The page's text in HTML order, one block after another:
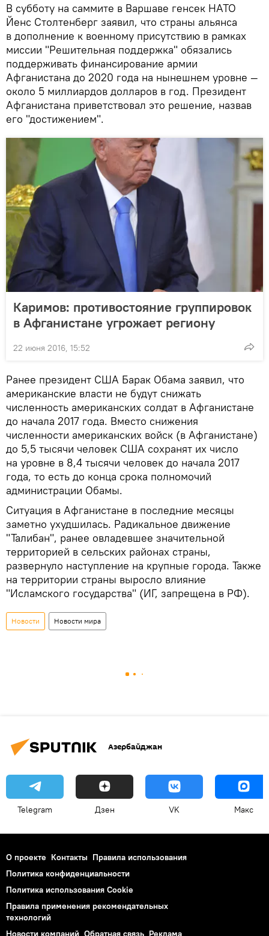
В субботу на саммите в Варшаве генсек НАТО
Йенс Столтенберг заявил, что страны альянса
в дополнение к военному присутствию в рамках
миссии "Решительная поддержка" обязались
поддерживать финансирование армии
Афганистана до 2020 года на нынешнем уровне —
около 5 миллиардов долларов в год. Президент
Афганистана приветствовал это решение, назвав
его "достижением".
Каримов: противостояние группировок
в Афганистане угрожает региону
22 июня 2016, 15:52
Ранее президент США Барак Обама заявил, что
американские власти не будут снижать
численность американских солдат в Афганистане
до начала 2017 года. Вместо снижения
численности американских войск (в Афганистане)
до 5,5 тысячи человек США сохранят их число
на уровне в 8,4 тысячи человек до начала 2017
года, то есть до конца срока полномочий
администрации Обамы.
Ситуация в Афганистане в последние месяцы
заметно ухудшилась. Радикальное движение
"Талибан", ранее овладевшее значительной
территорией в сельских районах страны,
развернуло наступление на крупные города. Также
на территории страны выросло влияние
"Исламского государства" (ИГ, запрещена в РФ).
Новости Новости мира
Азербайджан
Telegram Дзен VK Макс
О проекте Контакты Правила использования
Политика конфиденциальности
Политика использования Cookie
Правила применения рекомендательных
технологий
Новости компаний Обратная связь Реклама